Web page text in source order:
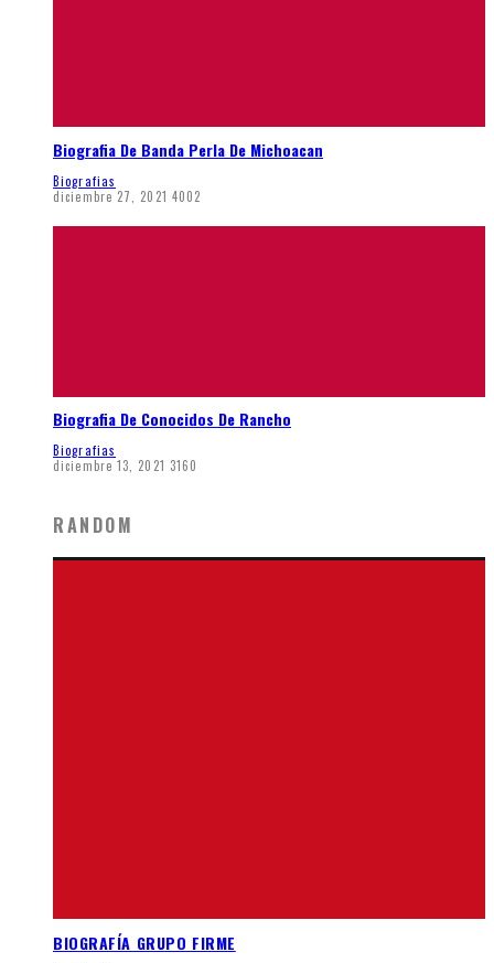
Biografia De Banda Perla De Michoacan
Biografias
diciembre 27, 2021 4002
Biografia De Conocidos De Rancho
Biografias
diciembre 13, 2021 3160
RANDOM
BIOGRAFÍA GRUPO FIRME